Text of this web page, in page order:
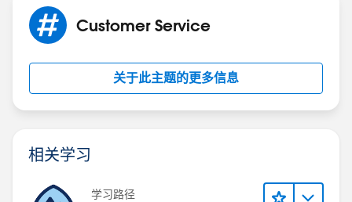
Customer Service
关于此主题的更多信息
相关学习
学习路径